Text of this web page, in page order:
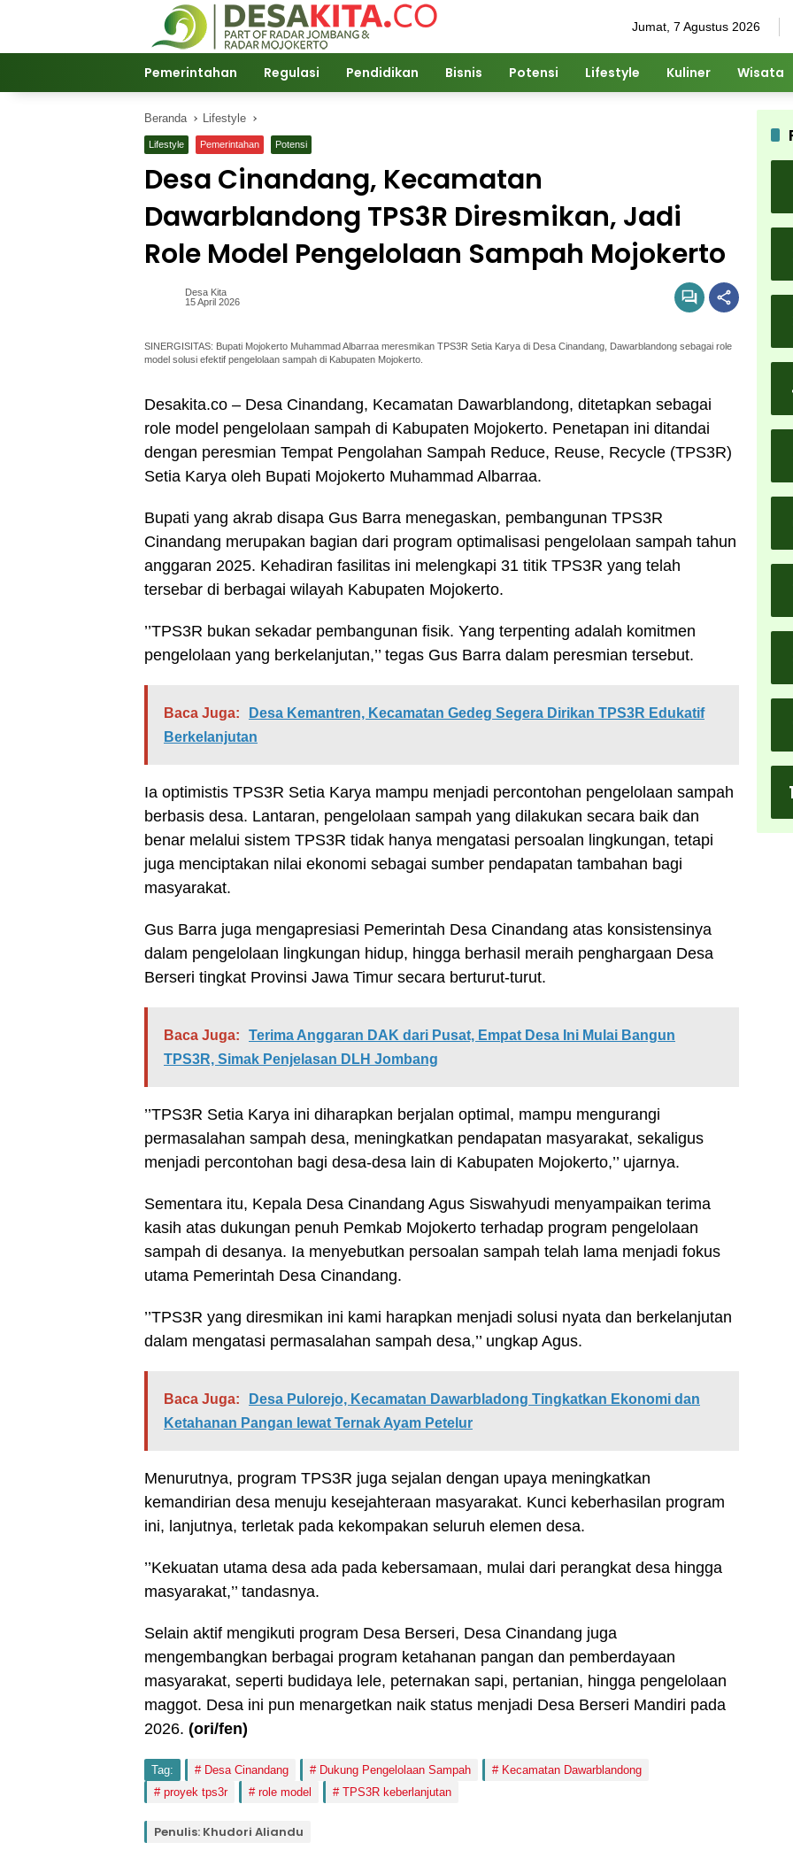
Jumat, 7 Agustus 2026
Pemerintahan Regulasi Pendidikan Bisnis Potensi Lifestyle Kuliner Wisata
Beranda Lifestyle
Lifestyle Pemerintahan Potensi
Desa Cinandang, Kecamatan
Dawarblandong TPS3R Diresmikan, Jadi
Role Model Pengelolaan Sampah Mojokerto
Desa Kita
15 April 2026
SINERGISITAS: Bupati Mojokerto Muhammad Albarraa meresmikan TPS3R Setia Karya di Desa Cinandang, Dawarblandong sebagai role
model solusi efektif pengelolaan sampah di Kabupaten Mojokerto.
Desakita.co – Desa Cinandang, Kecamatan Dawarblandong, ditetapkan sebagai
role model pengelolaan sampah di Kabupaten Mojokerto. Penetapan ini ditandai
dengan peresmian Tempat Pengolahan Sampah Reduce, Reuse, Recycle (TPS3R)
Setia Karya oleh Bupati Mojokerto Muhammad Albarraa.
Bupati yang akrab disapa Gus Barra menegaskan, pembangunan TPS3R
Cinandang merupakan bagian dari program optimalisasi pengelolaan sampah tahun
anggaran 2025. Kehadiran fasilitas ini melengkapi 31 titik TPS3R yang telah
tersebar di berbagai wilayah Kabupaten Mojokerto.
’’TPS3R bukan sekadar pembangunan fisik. Yang terpenting adalah komitmen
pengelolaan yang berkelanjutan,’’ tegas Gus Barra dalam peresmian tersebut.
Baca Juga:
Desa Kemantren, Kecamatan Gedeg Segera Dirikan TPS3R Edukatif
Berkelanjutan
Ia optimistis TPS3R Setia Karya mampu menjadi percontohan pengelolaan sampah
berbasis desa. Lantaran, pengelolaan sampah yang dilakukan secara baik dan
benar melalui sistem TPS3R tidak hanya mengatasi persoalan lingkungan, tetapi
juga menciptakan nilai ekonomi sebagai sumber pendapatan tambahan bagi
masyarakat.
Gus Barra juga mengapresiasi Pemerintah Desa Cinandang atas konsistensinya
dalam pengelolaan lingkungan hidup, hingga berhasil meraih penghargaan Desa
Berseri tingkat Provinsi Jawa Timur secara berturut-turut.
Baca Juga:
Terima Anggaran DAK dari Pusat, Empat Desa Ini Mulai Bangun
TPS3R, Simak Penjelasan DLH Jombang
’’TPS3R Setia Karya ini diharapkan berjalan optimal, mampu mengurangi
permasalahan sampah desa, meningkatkan pendapatan masyarakat, sekaligus
menjadi percontohan bagi desa-desa lain di Kabupaten Mojokerto,’’ ujarnya.
Sementara itu, Kepala Desa Cinandang Agus Siswahyudi menyampaikan terima
kasih atas dukungan penuh Pemkab Mojokerto terhadap program pengelolaan
sampah di desanya. Ia menyebutkan persoalan sampah telah lama menjadi fokus
utama Pemerintah Desa Cinandang.
’’TPS3R yang diresmikan ini kami harapkan menjadi solusi nyata dan berkelanjutan
dalam mengatasi permasalahan sampah desa,’’ ungkap Agus.
Baca Juga:
Desa Pulorejo, Kecamatan Dawarbladong Tingkatkan Ekonomi dan
Ketahanan Pangan lewat Ternak Ayam Petelur
Menurutnya, program TPS3R juga sejalan dengan upaya meningkatkan
kemandirian desa menuju kesejahteraan masyarakat. Kunci keberhasilan program
ini, lanjutnya, terletak pada kekompakan seluruh elemen desa.
’’Kekuatan utama desa ada pada kebersamaan, mulai dari perangkat desa hingga
masyarakat,’’ tandasnya.
Selain aktif mengikuti program Desa Berseri, Desa Cinandang juga
mengembangkan berbagai program ketahanan pangan dan pemberdayaan
masyarakat, seperti budidaya lele, peternakan sapi, pertanian, hingga pengelolaan
maggot. Desa ini pun menargetkan naik status menjadi Desa Berseri Mandiri pada
2026. (ori/fen)
Tag: Desa Cinandang Dukung Pengelolaan Sampah
Kecamatan Dawarblandong
proyek tps3r
role model TPS3R keberlanjutan
Penulis: Khudori Aliandu